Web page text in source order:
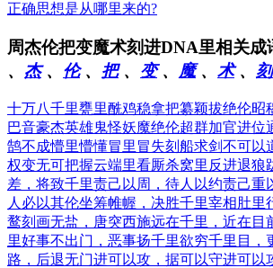
正确思想是从哪里来的?
周杰伦把变魔术刻进DNA里相关成
、 杰、 伦、 把、 变、 魔、 术、 刻
十万八千里甕里酰鸡稳拿把纂颖拔绝伦昭
巴音豪杰英雄鬼怪妖魔绝伦超群加官进位
鹄不成懵里懵懂冒里冒失刻船求剑不可以
权变无可把握云端里看厮杀窝里反进退狼
差，将致千里责己以周，待人以约责己重
人必以其伦坐筹帷幄，决胜千里宰相肚里
鹜刻画无盐，唐突西施远在千里，近在目
里好事不出门，恶事扬千里欲穷千里目，
路，后退无门进可以攻，据可以守进可以